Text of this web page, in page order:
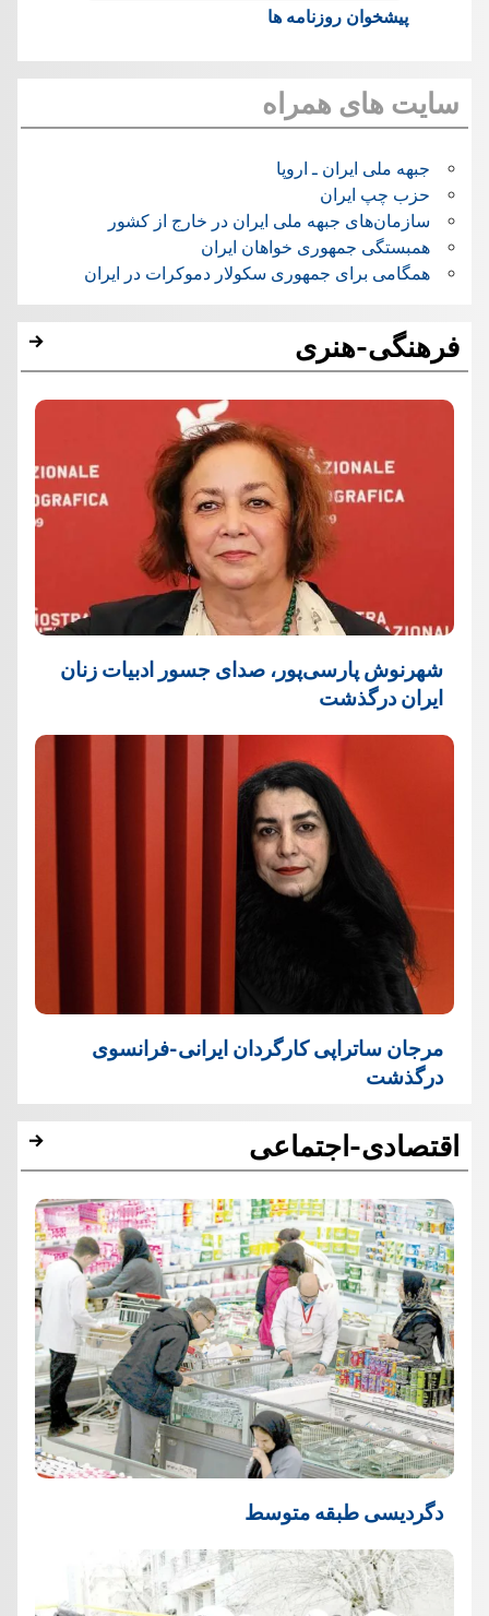
پیشخوان روزنامه ها
سایت های همراه
جبهه ملی ایران ـ اروپا
حزب چپ ایران
سازمان‌های جبهه ملی ایران در خارج از کشور
همبستگی جمهوری خواهان ایران
همگامی برای جمهوری سکولار دموکرات در ایران
فرهنگی-هنری
شهرنوش پارسی‌پور، صدای جسور ادبیات زنان
ایران درگذشت
مرجان ساتراپی کارگردان ایرانی-فرانسوی
درگذشت
اقتصادی-اجتماعی
دگردیسی طبقه متوسط